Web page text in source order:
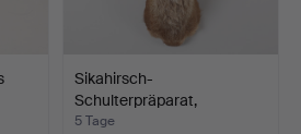
Sikahirsch-
Schulterpräparat,
ausgestopfte …
5 Tage